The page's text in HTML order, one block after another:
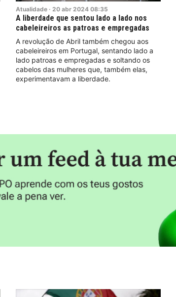
Atualidade · 20 abr 2024 08:35
A liberdade que sentou lado a lado nos
cabeleireiros as patroas e empregadas
A revolução de Abril também chegou aos
cabeleireiros em Portugal, sentando lado a
lado patroas e empregadas e soltando os
cabelos das mulheres que, também elas,
experimentavam a liberdade.